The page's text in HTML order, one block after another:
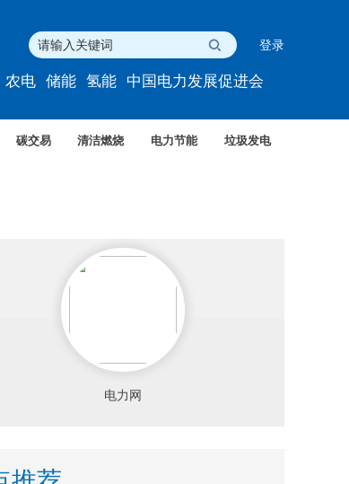
登录
农电 储能 氢能 中国电力发展促进会
碳交易 清洁燃烧 电力节能 垃圾发电
电力网